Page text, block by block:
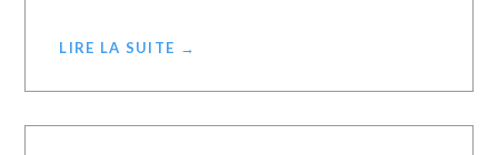
LIRE LA SUITE →